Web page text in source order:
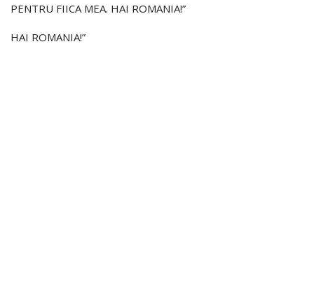
PENTRU FIICA MEA. HAI ROMANIA!”
HAI ROMANIA!”